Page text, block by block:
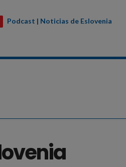
Podcast | Noticias de Eslovenia